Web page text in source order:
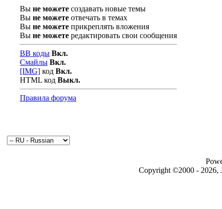
Вы не можете создавать новые темы
Вы не можете отвечать в темах
Вы не можете прикреплять вложения
Вы не можете редактировать свои сообщения
BB коды Вкл.
Смайлы Вкл.
[IMG] код Вкл.
HTML код Выкл.
Правила форума
Copyright ©2000 - 2026,